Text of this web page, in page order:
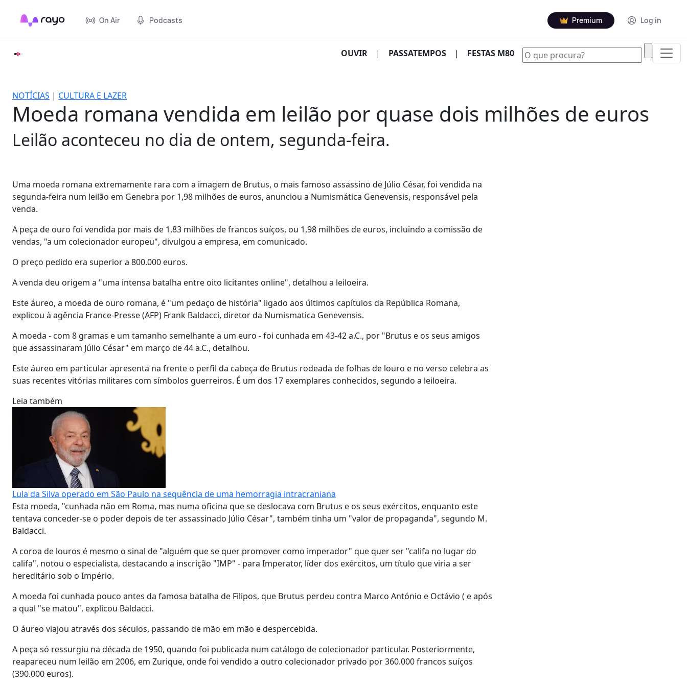
On Air Podcasts Premium Log in
OUVIR (CURRENT)
| PASSATEMPOS | FESTAS M80
NOTÍCIAS | CULTURA E LAZER
Moeda romana vendida em leilão por quase dois milhões de euros
Leilão aconteceu no dia de ontem, segunda-feira.
Uma moeda romana extremamente rara com a imagem de Brutus, o mais famoso assassino de Júlio César, foi vendida na
segunda-feira num leilão em Genebra por 1,98 milhões de euros, anunciou a Numismática Genevensis, responsável pela
venda.
A peça de ouro foi vendida por mais de 1,83 milhões de francos suíços, ou 1,98 milhões de euros, incluindo a comissão de
vendas, "a um colecionador europeu", divulgou a empresa, em comunicado.
O preço pedido era superior a 800.000 euros.
A venda deu origem a "uma intensa batalha entre oito licitantes online", detalhou a leiloeira.
Este áureo, a moeda de ouro romana, é "um pedaço de história" ligado aos últimos capítulos da República Romana,
explicou à agência France-Presse (AFP) Frank Baldacci, diretor da Numismatica Genevensis.
A moeda - com 8 gramas e um tamanho semelhante a um euro - foi cunhada em 43-42 a.C., por "Brutus e os seus amigos
que assassinaram Júlio César" em março de 44 a.C., detalhou.
Este áureo em particular apresenta na frente o perfil da cabeça de Brutus rodeada de folhas de louro e no verso celebra as
suas recentes vitórias militares com símbolos guerreiros. É um dos 17 exemplares conhecidos, segundo a leiloeira.
Leia também
Lula da Silva operado em São Paulo na sequência de uma hemorragia intracraniana
Esta moeda, "cunhada não em Roma, mas numa oficina que se deslocava com Brutus e os seus exércitos, enquanto este
tentava conceder-se o poder depois de ter assassinado Júlio César", também tinha um "valor de propaganda", segundo M.
Baldacci.
A coroa de louros é mesmo o sinal de "alguém que se quer promover como imperador" que quer ser "califa no lugar do
califa", notou o especialista, destacando a inscrição "IMP" - para Imperator, líder dos exércitos, um título que viria a ser
hereditário sob o Império.
A moeda foi cunhada pouco antes da famosa batalha de Filipos, que Brutus perdeu contra Marco António e Octávio ( e após
a qual "se matou", explicou Baldacci.
O áureo viajou através dos séculos, passando de mão em mão e despercebida.
A peça só ressurgiu na década de 1950, quando foi publicada num catálogo de colecionador particular. Posteriormente,
reapareceu num leilão em 2006, em Zurique, onde foi vendido a outro colecionador privado por 360.000 francos suíços
(390.000 euros).